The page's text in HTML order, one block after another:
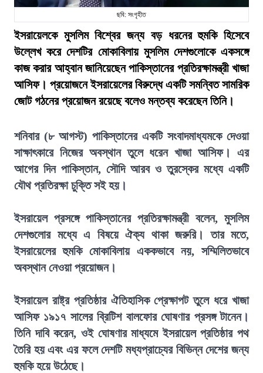
ছবি: সংগৃহীত
ইসরায়েলকে মুসলিম বিশ্বের জন্য বড় ধরনের হুমকি হিসেবে
উল্লেখ করে দেশটির মোকাবিলায় মুসলিম দেশগুলোকে একসঙ্গে
কাজ করার আহ্বান জানিয়েছেন পাকিস্তানের প্রতিরক্ষামন্ত্রী খাজা
আসিফ। প্রয়োজনে ইসরায়েলের বিরুদ্ধে একটি সমন্বিত সামরিক
জোট গঠনের প্রয়োজন রয়েছে বলেও মন্তব্য করেছেন তিনি।
শনিবার (৮ আগস্ট) পাকিস্তানের একটি সংবাদমাধ্যমকে দেওয়া
সাক্ষাৎকারে নিজের অবস্থান তুলে ধরেন খাজা আসিফ। এর
আগের দিন পাকিস্তান, সৌদি আরব ও তুরস্কের মধ্যে একটি
যৌথ প্রতিরক্ষা চুক্তি সই হয়।
ইসরায়েল প্রসঙ্গে পাকিস্তানের প্রতিরক্ষামন্ত্রী বলেন, মুসলিম
দেশগুলোর মধ্যে এ বিষয়ে ঐক্য থাকা জরুরি। তার মতে,
ইসরায়েলের হুমকি মোকাবিলায় এককভাবে নয়, সম্মিলিতভাবে
অবস্থান নেওয়া প্রয়োজন।
ইসরায়েল রাষ্ট্র প্রতিষ্ঠার ঐতিহাসিক প্রেক্ষাপট তুলে ধরে খাজা
আসিফ ১৯১৭ সালের ব্রিটিশ বালফোর ঘোষণার প্রসঙ্গ টানেন।
তিনি দাবি করেন, ওই ঘোষণার মাধ্যমে ইসরায়েল প্রতিষ্ঠার পথ
তৈরি হয় এবং এর ফলে দেশটি মধ্যপ্রাচ্যের বিভিন্ন দেশের জন্য
হুমকি হয়ে উঠেছে।